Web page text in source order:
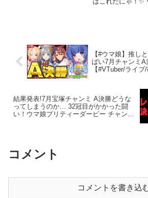
【#ウマ娘】推し
ばい7月チャンミ
【#VTuber/ライブ
結果発表!7月宝塚チャンミ A決勝どうな
ってしまうのか… 32冠目がかかった闘
い！ウマ娘プリティーダービー チャンミ
コメント
コメントを書き込